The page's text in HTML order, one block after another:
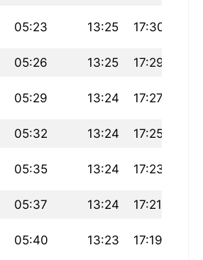
05:23 13:25 17:30
05:26 13:25 17:29
05:29 13:24 17:27
05:32 13:24 17:25
05:35 13:24 17:23
05:37 13:24 17:21
05:40 13:23 17:19